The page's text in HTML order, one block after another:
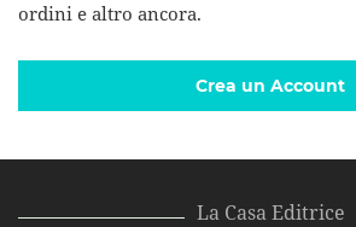
ordini e altro ancora.
Crea un Account
La Casa Editrice